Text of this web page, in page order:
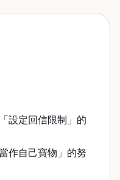
設定回信限制」的
作自己寶物」的努